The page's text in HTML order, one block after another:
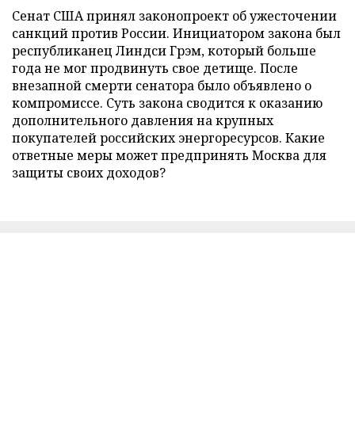
Сенат США принял законопроект об ужесточении
санкций против России. Инициатором закона был
республиканец Линдси Грэм, который больше
года не мог продвинуть свое детище. После
внезапной смерти сенатора было объявлено о
компромиссе. Суть закона сводится к оказанию
дополнительного давления на крупных
покупателей российских энергоресурсов. Какие
ответные меры может предпринять Москва для
защиты своих доходов?